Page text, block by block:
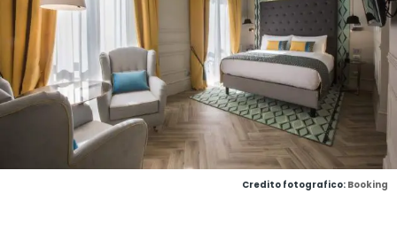
Credito fotografico: Booking